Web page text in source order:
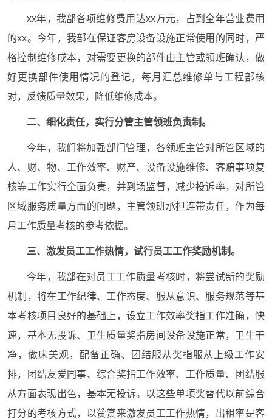
xx年，我部各项维修费用达xx万元，占到全年营业费用
的xx。今年，我部在保证客房设备设施正常使用的同时，严
格控制维修成本，对需要更换的部件由主管或领班确认，做
好更换部件使用情况的登记，每月汇总维修单与工程部核
对，反馈质量效果，降低维修成本。
二、细化责任，实行分管主管领班负责制。
今年，我们将加强部门管理，各领班主管对所管区域的
人、财、物、工作效率、财产、设备设施维修、客赔事项复
核等工作实行全面负责，并到场监督，减少投诉率，对所管
区域服务质量方面的问题，主管领班承担连带责任，作为每
月工作质量考核的参考依据。
三、激发员工工作热情，试行员工工作奖励机制。
今年，我部在对员工工作质量考核时，将尝试新的奖励
机制，将在工作纪律、工作态度、服从意识、服务规范等基
本考核项目良好的基础上，设立工作效率奖指工作准确，快
速，基本无投诉、卫生质量奖指房间设备设施正常，卫生干
净，做床美观，配备正确、团结服从奖指服从上级工作安
排，团结友爱同事、综合奖指工作效率、工作质量、团结服
从方面表现出色，基本无投诉。以这些单项奖替代以前综合
打分的考核方式，以赞赏来激发员工工作热情，出租率是客